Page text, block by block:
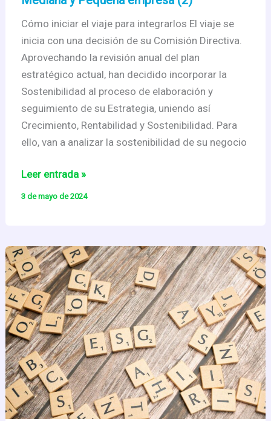
Cómo iniciar el viaje para integrarlos El viaje se
inicia con una decisión de su Comisión Directiva.
Aprovechando la revisión anual del plan
estratégico actual, han decidido incorporar la
Sostenibilidad al proceso de elaboración y
seguimiento de su Estrategia, uniendo así
Crecimiento, Rentabilidad y Sostenibilidad. Para
ello, van a analizar la sostenibilidad de su negocio
Sostenibilidad
y
en
la
Mediana
y
Pequeña
empresa
(2)
Leer entrada »
3 de mayo de 2024